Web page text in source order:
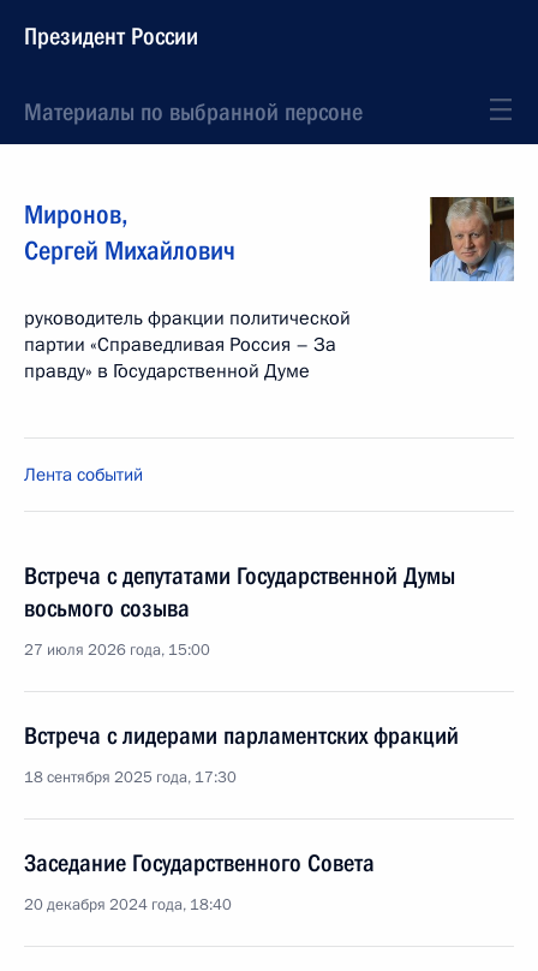
Президент России
Материалы по выбранной персоне
Миронов,
Сергей Михайлович
руководитель фракции политической
партии «Справедливая Россия – За
правду» в Государственной Думе
Лента событий
Встреча с депутатами Государственной Думы
восьмого созыва
27 июля 2026 года, 15:00
Встреча с лидерами парламентских фракций
18 сентября 2025 года, 17:30
Заседание Государственного Совета
20 декабря 2024 года, 18:40